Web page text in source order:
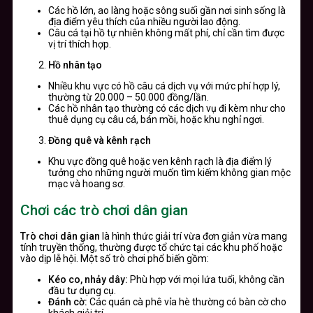
Các hồ lớn, ao làng hoặc sông suối gần nơi sinh sống là
địa điểm yêu thích của nhiều người lao động.
Câu cá tại hồ tự nhiên không mất phí, chỉ cần tìm được
vị trí thích hợp.
Hồ nhân tạo
Nhiều khu vực có hồ câu cá dịch vụ với mức phí hợp lý,
thường từ 20.000 – 50.000 đồng/lần.
Các hồ nhân tạo thường có các dịch vụ đi kèm như cho
thuê dụng cụ câu cá, bán mồi, hoặc khu nghỉ ngơi.
Đồng quê và kênh rạch
Khu vực đồng quê hoặc ven kênh rạch là địa điểm lý
tưởng cho những người muốn tìm kiếm không gian mộc
mạc và hoang sơ.
Chơi các trò chơi dân gian
Trò chơi dân gian là hình thức giải trí vừa đơn giản vừa mang
tính truyền thống, thường được tổ chức tại các khu phố hoặc
vào dịp lễ hội. Một số trò chơi phổ biến gồm:
Kéo co, nhảy dây: Phù hợp với mọi lứa tuổi, không cần
đầu tư dụng cụ.
Đánh cờ: Các quán cà phê vỉa hè thường có bàn cờ cho